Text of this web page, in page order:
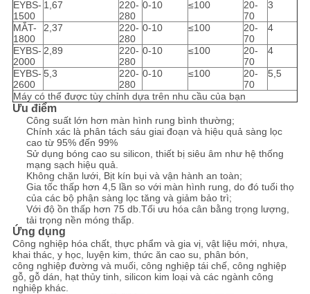
EYBS-
1500
1,67
220-
280
0-10 ≤100
20-
70
3
MẮT-
1800
2,37
220-
280
0-10 ≤100
20-
70
4
EYBS-
2000
2,89
220-
280
0-10 ≤100
20-
70
4
EYBS-
2600
5,3
220-
280
0-10 ≤100
20-
70
5,5
Máy có thể được tùy chỉnh dựa trên nhu cầu của bạn
Ưu điểm
Công suất lớn hơn màn hình rung bình thường;
Chính xác là phân tách sáu giai đoạn và hiệu quả sàng lọc
cao từ 95% đến 99%
Sử dụng bóng cao su silicon, thiết bị siêu âm như hệ thống
mạng sạch hiệu quả.
Không chặn lưới, Bịt kín bụi và vận hành an toàn;
Gia tốc thấp hơn 4,5 lần so với màn hình rung, do đó tuổi thọ
của các bộ phận sàng lọc tăng và giảm bảo trì;
Với độ ồn thấp hơn 75 db.Tối ưu hóa cân bằng trọng lượng,
tải trọng nền móng thấp.
Ứng dụng
Công nghiệp hóa chất, thực phẩm và gia vị, vật liệu mới, nhựa,
khai thác, y học, luyện kim, thức ăn cao su, phân bón,
công nghiệp đường và muối, công nghiệp tái chế, công nghiệp
gỗ, gỗ dán, hạt thủy tinh, silicon kim loại và các ngành công
nghiệp khác.